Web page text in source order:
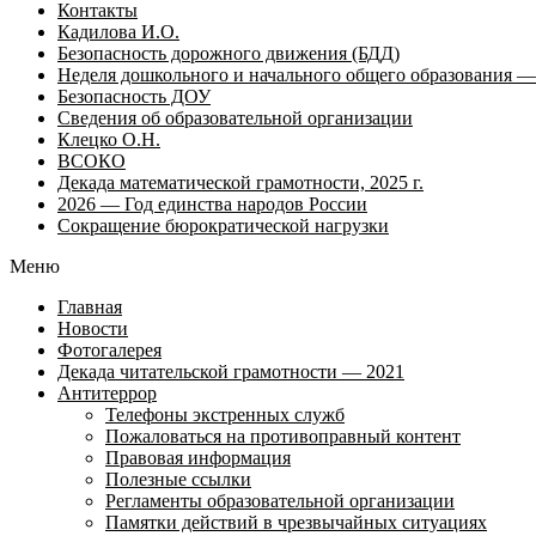
Контакты
Кадилова И.О.
Безопасность дорожного движения (БДД)
Неделя дошкольного и начального общего образования —
Безопасность ДОУ
Сведения об образовательной организации
Клецко О.Н.
ВСОКО
Декада математической грамотности, 2025 г.
2026 — Год единства народов России
Сокращение бюрократической нагрузки
Меню
Главная
Новости
Фотогалерея
Декада читательской грамотности — 2021
Антитеррор
Телефоны экстренных служб
Пожаловаться на противоправный контент
Правовая информация
Полезные ссылки
Регламенты образовательной организации
Памятки действий в чрезвычайных ситуациях